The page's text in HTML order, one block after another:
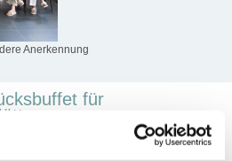
Anerkennung
für